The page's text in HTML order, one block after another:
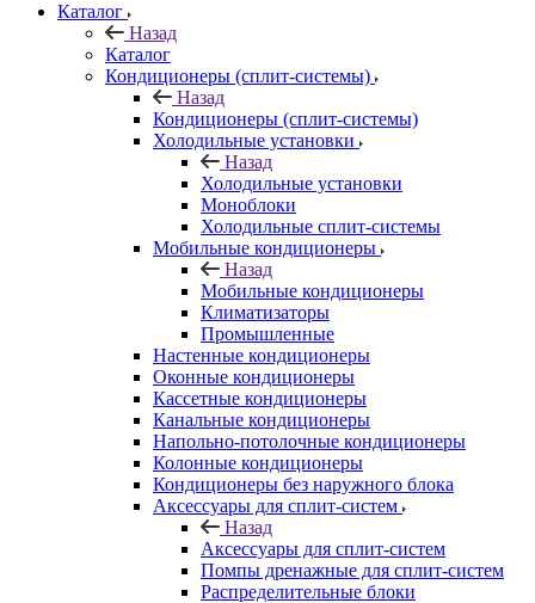
Каталог
Назад
Каталог
Кондиционеры (сплит-системы)
Назад
Кондиционеры (сплит-системы)
Холодильные установки
Назад
Холодильные установки
Моноблоки
Холодильные сплит-системы
Мобильные кондиционеры
Назад
Мобильные кондиционеры
Климатизаторы
Промышленные
Настенные кондиционеры
Оконные кондиционеры
Кассетные кондиционеры
Канальные кондиционеры
Напольно-потолочные кондиционеры
Колонные кондиционеры
Кондиционеры без наружного блока
Аксессуары для сплит-систем
Назад
Аксессуары для сплит-систем
Помпы дренажные для сплит-систем
Распределительные блоки